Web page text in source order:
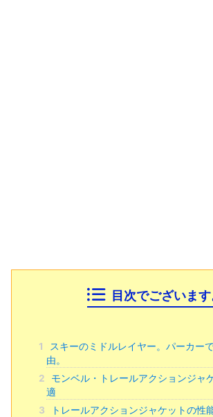
目次でございます
1
スキーのミドルレイヤー。パーカー
由。
2
モンベル・トレールアクションジャ
適
3
トレールアクションジャケットの性